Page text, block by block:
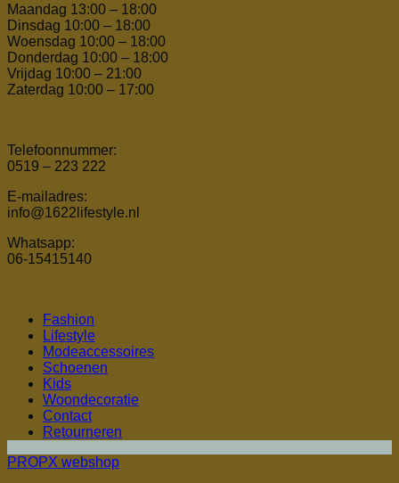
Maandag 13:00 – 18:00
Dinsdag 10:00 – 18:00
Woensdag 10:00 – 18:00
Donderdag 10:00 – 18:00
Vrijdag 10:00 – 21:00
Zaterdag 10:00 – 17:00
Telefoonnummer:
0519 – 223 222
E-mailadres:
info@1622lifestyle.nl
Whatsapp:
06-15415140
Fashion
Lifestyle
Modeaccessoires
Schoenen
Kids
Woondecoratie
Contact
Retourneren
PROPX webshop